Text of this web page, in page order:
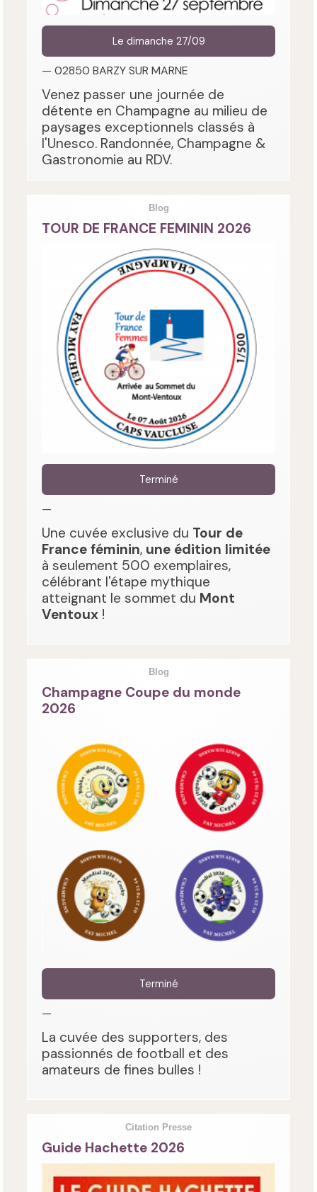
Le dimanche 27/09
— 02850 BARZY SUR MARNE
Venez passer une journée de
détente en Champagne au milieu de
paysages exceptionnels classés à
l'Unesco. Randonnée, Champagne &
Gastronomie au RDV.
Blog
TOUR DE FRANCE FEMININ 2026
Terminé
—
Une cuvée exclusive du Tour de
France féminin, une édition limitée
à seulement 500 exemplaires,
célébrant l'étape mythique
atteignant le sommet du Mont
Ventoux !
Blog
Champagne Coupe du monde
2026
Terminé
—
La cuvée des supporters, des
passionnés de football et des
amateurs de fines bulles !
Citation Presse
Guide Hachette 2026